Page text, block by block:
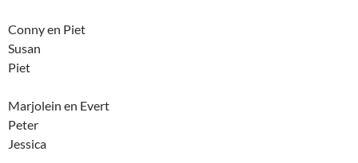
Conny en Piet
Susan
Piet
Marjolein en Evert
Peter
Jessica